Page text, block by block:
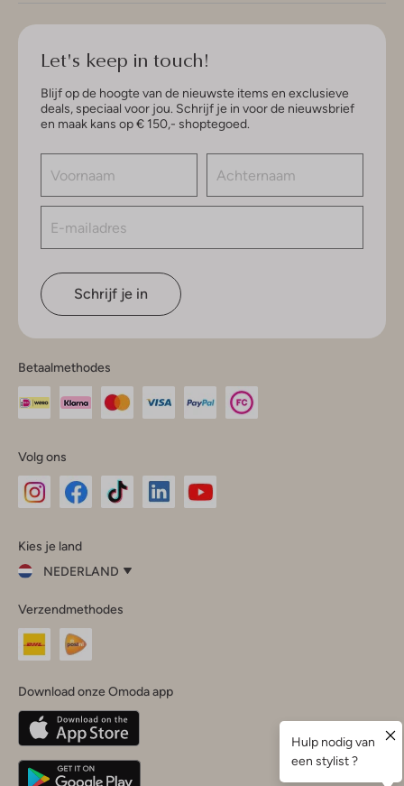
Let's keep in touch!
Blijf op de hoogte van de nieuwste items en exclusieve
deals, speciaal voor jou. Schrijf je in voor de nieuwsbrief
en maak kans op € 150,- shoptegoed.
Schrijf je in
Betaalmethodes
Volg ons
InstagramFacebook
Kies je land
NEDERLAND
je
land
Nederland
Belgique(Français)
Deutschland
Verzendmethodes
Download onze Omoda app